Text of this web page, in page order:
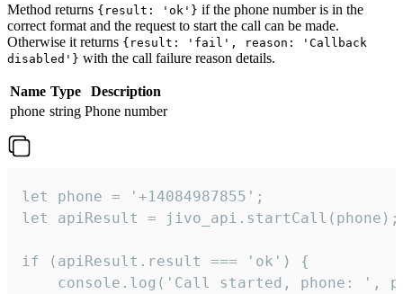
Method returns {result: 'ok'} if the phone number is in the
correct format and the request to start the call can be made.
Otherwise it returns {result: 'fail', reason: 'Callback
disabled'} with the call failure reason details.
Name Type
Description
phone string Phone number
let phone = '+14084987855';
let apiResult = jivo_api.startCall(phone);
if (apiResult.result === 'ok') {
console.log('Call started, phone: ',